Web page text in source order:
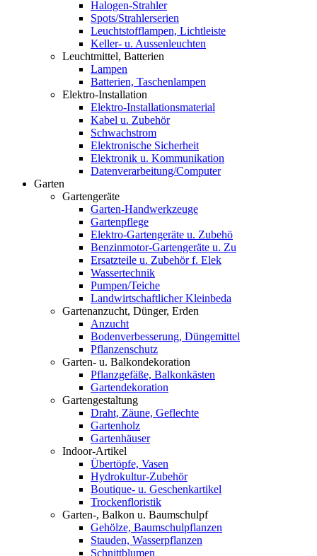
Halogen-Strahler
Spots/Strahlerserien
Leuchtstofflampen, Lichtleiste
Keller- u. Aussenleuchten
Leuchtmittel, Batterien
Lampen
Batterien, Taschenlampen
Elektro-Installation
Elektro-Installationsmaterial
Kabel u. Zubehör
Schwachstrom
Elektronische Sicherheit
Elektronik u. Kommunikation
Datenverarbeitung/Computer
Garten
Gartengeräte
Garten-Handwerkzeuge
Gartenpflege
Elektro-Gartengeräte u. Zubehö
Benzinmotor-Gartengeräte u. Zu
Ersatzteile u. Zubehör f. Elek
Wassertechnik
Pumpen/Teiche
Landwirtschaftlicher Kleinbeda
Gartenanzucht, Dünger, Erden
Anzucht
Bodenverbesserung, Düngemittel
Pflanzenschutz
Garten- u. Balkondekoration
Pflanzgefäße, Balkonkästen
Gartendekoration
Gartengestaltung
Draht, Zäune, Geflechte
Gartenholz
Gartenhäuser
Indoor-Artikel
Übertöpfe, Vasen
Hydrokultur-Zubehör
Boutique- u. Geschenkartikel
Trockenfloristik
Garten-, Balkon u. Baumschulpf
Gehölze, Baumschulpflanzen
Stauden, Wasserpflanzen
Schnittblumen